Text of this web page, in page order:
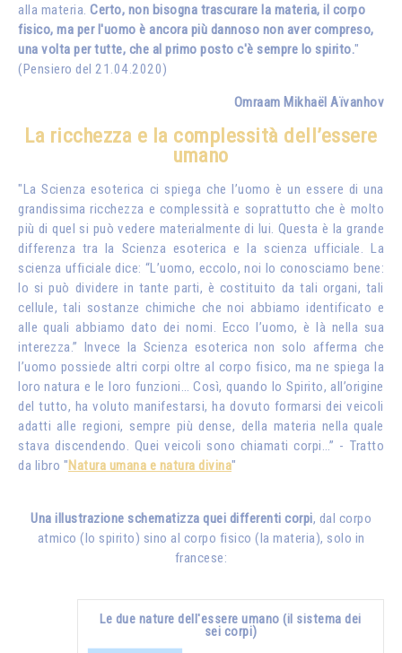
alla materia. Certo, non bisogna trascurare la materia, il corpo
fisico, ma per l'uomo è ancora più dannoso non aver compreso,
una volta per tutte, che al primo posto c'è sempre lo spirito."
(Pensiero del 21.04.2020)
Omraam Mikhaël Aïvanhov
La ricchezza e la complessità dell’essere
umano
"La Scienza esoterica ci spiega che l’uomo è un essere di una
grandissima ricchezza e complessità e soprattutto che è molto
più di quel si può vedere materialmente di lui. Questa è la grande
differenza tra la Scienza esoterica e la scienza ufficiale. La
scienza ufficiale dice: “L’uomo, eccolo, noi lo conosciamo bene:
lo si può dividere in tante parti, è costituito da tali organi, tali
cellule, tali sostanze chimiche che noi abbiamo identificato e
alle quali abbiamo dato dei nomi. Ecco l’uomo, è là nella sua
interezza.” Invece la Scienza esoterica non solo afferma che
l’uomo possiede altri corpi oltre al corpo fisico, ma ne spiega la
loro natura e le loro funzioni… Così, quando lo Spirito, all’origine
del tutto, ha voluto manifestarsi, ha dovuto formarsi dei veicoli
adatti alle regioni, sempre più dense, della materia nella quale
stava discendendo. Quei veicoli sono chiamati corpi…” - Tratto
da libro "Natura umana e natura divina"
Una illustrazione schematizza quei differenti corpi, dal corpo
atmico (lo spirito) sino al corpo fisico (la materia), solo in
francese:
Le due nature dell'essere umano (il sistema dei
sei corpi)